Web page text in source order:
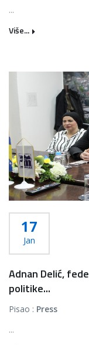
...
Više...
17
Jan
Adnan Delić,
politike...
Pisao : Press
...